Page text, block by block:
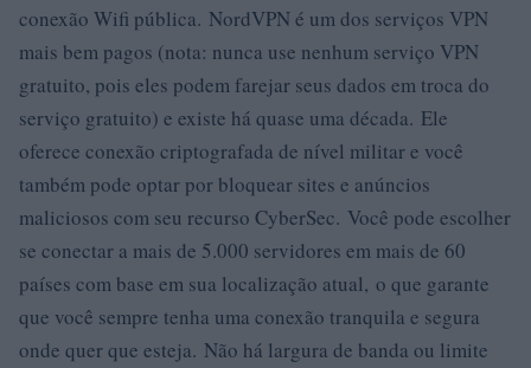
conexão Wifi pública. NordVPN é um dos serviços VPN
mais bem pagos (nota: nunca use nenhum serviço VPN
gratuito, pois eles podem farejar seus dados em troca do
serviço gratuito) e existe há quase uma década. Ele
oferece conexão criptografada de nível militar e você
também pode optar por bloquear sites e anúncios
maliciosos com seu recurso CyberSec. Você pode escolher
se conectar a mais de 5.000 servidores em mais de 60
países com base em sua localização atual, o que garante
que você sempre tenha uma conexão tranquila e segura
onde quer que esteja. Não há largura de banda ou limite